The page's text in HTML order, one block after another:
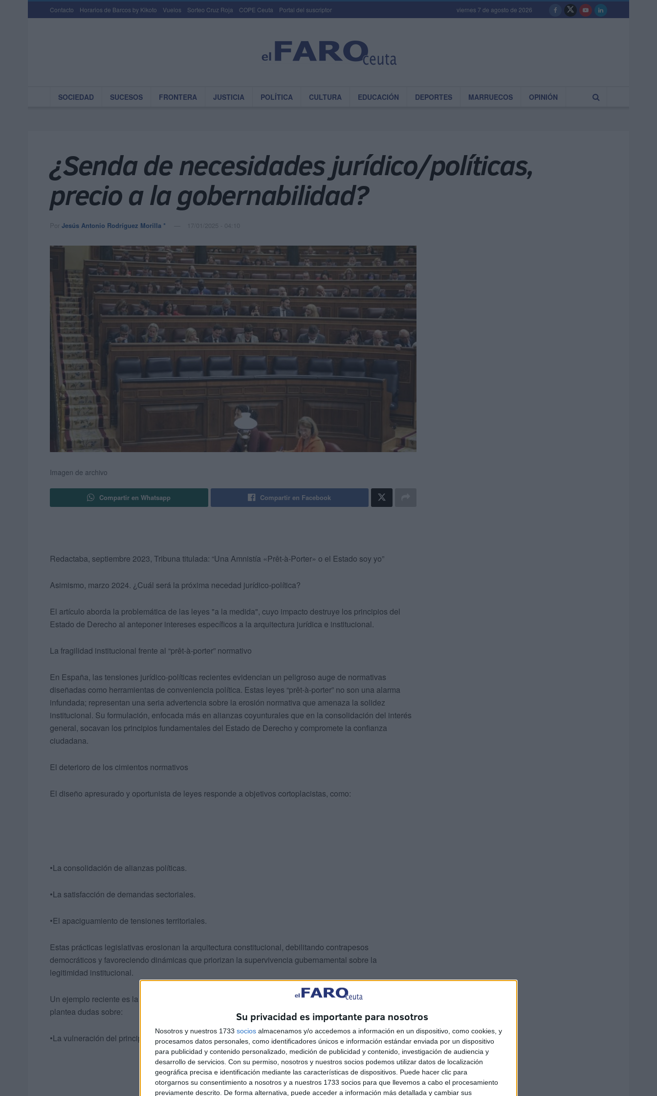
Su privacidad es importante para nosotros
Nosotros y nuestros 1733 socios almacenamos y/o accedemos a información en un dispositivo, como cookies, y
procesamos datos personales, como identificadores únicos e información estándar enviada por un dispositivo
para publicidad y contenido personalizado, medición de publicidad y contenido, investigación de audiencia y
desarrollo de servicios. Con su permiso, nosotros y nuestros socios podemos utilizar datos de localización
geográfica precisa e identificación mediante las características de dispositivos. Puede hacer clic para
otorgarnos su consentimiento a nosotros y a nuestros 1733 socios para que llevemos a cabo el procesamiento
previamente descrito. De forma alternativa, puede acceder a información más detallada y cambiar sus
Contacto Horarios de Barcos by Kikoto Vuelos Sorteo Cruz Roja COPE Ceuta Portal del suscriptor viernes 7 de agosto de 2026
SOCIEDAD SUCESOS FRONTERA JUSTICIA POLÍTICA CULTURA EDUCACIÓN DEPORTES MARRUECOS OPINIÓN
¿Senda de necesidades jurídico/políticas,
precio a la gobernabilidad?
Por Jesús Antonio Rodríguez Morilla * 17/01/2025 - 04:10
Imagen de archivo
Compartir en Whatsapp Compartir en Facebook
Redactaba, septiembre 2023, Tribuna titulada: “Una Amnistía «Prêt-à-Porter» o el Estado soy yo”
Asimismo, marzo 2024. ¿Cuál será la próxima necedad jurídico-política?
El artículo aborda la problemática de las leyes "a la medida", cuyo impacto destruye los principios del
Estado de Derecho al anteponer intereses específicos a la arquitectura jurídica e institucional.
La fragilidad institucional frente al “prêt-à-porter” normativo
En España, las tensiones jurídico-políticas recientes evidencian un peligroso auge de normativas
diseñadas como herramientas de conveniencia política. Estas leyes “prêt-à-porter” no son una alarma
infundada; representan una seria advertencia sobre la erosión normativa que amenaza la solidez
institucional. Su formulación, enfocada más en alianzas coyunturales que en la consolidación del interés
general, socavan los principios fundamentales del Estado de Derecho y compromete la confianza
ciudadana.
El deterioro de los cimientos normativos
El diseño apresurado y oportunista de leyes responde a objetivos cortoplacistas, como:
•La consolidación de alianzas políticas.
•La satisfacción de demandas sectoriales.
•El apaciguamiento de tensiones territoriales.
Estas prácticas legislativas erosionan la arquitectura constitucional, debilitando contrapesos
democráticos y favoreciendo dinámicas que priorizan la supervivencia gubernamental sobre la
legitimidad institucional.
Un ejemplo reciente es la controvertida ley de amnistía, la cual, más allá de consideraciones políticas,
plantea dudas sobre:
•La vulneración del principio de igualdad ante la ley.